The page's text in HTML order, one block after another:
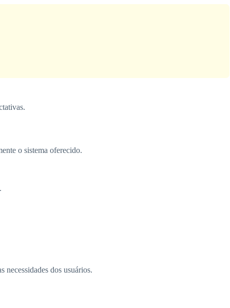
o sistema oferecido.
necessidades dos usuários.